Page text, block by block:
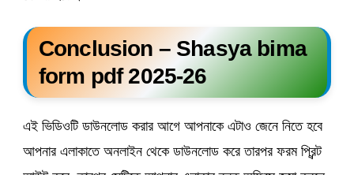
Conclusion – Shasya bima
form pdf 2025-26
এই ভিডিওটি ডাউনলোড করার আগে আপনাকে এটাও জেনে নিতে হবে
আপনার এলাকাতে অনলাইন থেকে ডাউনলোড করে তারপর ফরম প্রিন্ট